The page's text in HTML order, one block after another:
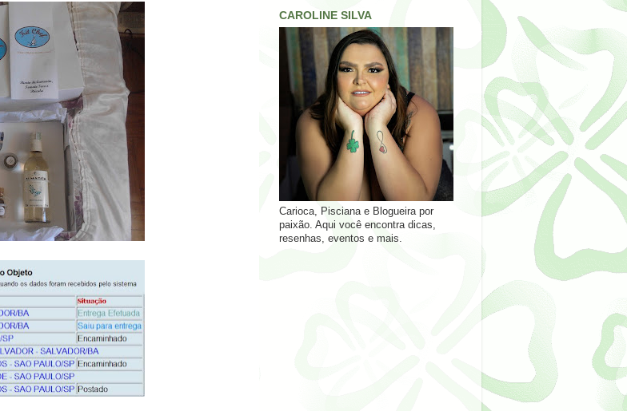
CAROLINE SILVA
Carioca, Pisciana e Blogueira por
paixão. Aqui você encontra dicas,
resenhas, eventos e mais.